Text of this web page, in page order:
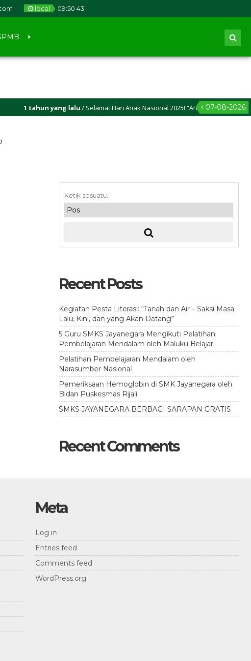
local 09:50 43
07-08-2026
1 tahun yang lalu / Selamat Hari Anak Nasional 2025! “Anak Hebat, Indonesia
Recent Posts
Kegiatan Pesta Literasi: “Tanah dan Air – Saksi Masa
Lalu, Kini, dan yang Akan Datang”
5 Guru SMKS Jayanegara Mengikuti Pelatihan
Pembelajaran Mendalam oleh Maluku Belajar
Pelatihan Pembelajaran Mendalam oleh
Narasumber Nasional
Pemeriksaan Hemoglobin di SMK Jayanegara oleh
Bidan Puskesmas Rijali
SMKS JAYANEGARA BERBAGI SARAPAN GRATIS
Recent Comments
Meta
Log in
Entries feed
Comments feed
WordPress.org